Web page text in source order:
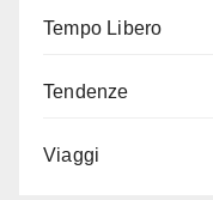
Tempo Libero
Tendenze
Viaggi